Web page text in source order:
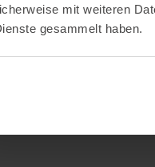
mit weiteren
gesammelt haben.